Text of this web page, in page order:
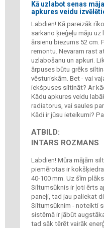
Kā uzlabot senas
apkures veidu
Labdien! Kā pareizāk
sarkano ķieģeļu māju
ārsienu biezums 52 cm.
remontu. Nevaram rast
uzlabošanu un apkuri.
ārpuses būtu grēks
vēsturiskām. Bet - vai
iekšpuses siltināt? Ar
Kādu apkures veidu
radiatorus, vai saules
Kādi ir jūsu ieteikumi?
ATBILD:
INTARS ROZMANS
Labdien! Mūra mājām
piemērotas ir
40-100 mm. Uz šīm
Siltumsūknis ir ļoti ērts
paneļi, tad jau paliekat
Siltumsūknim - noteikti
sistēmā ir jābūt
tad sāk tērēt vairāk